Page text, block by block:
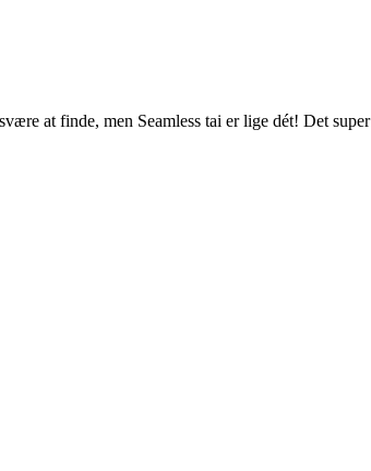
at finde, men Seamless tai er lige dét! Det